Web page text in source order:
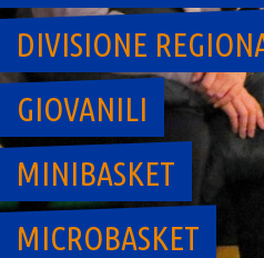
DIVISIONE
GIOVANILI
MINIBASKET
MICROBASKET